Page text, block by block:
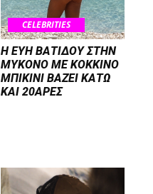
CELEBRITIES
Η ΕΥΗ ΒΑΤΙΔΟΥ ΣΤΗΝ
ΜΥΚΟΝΟ ΜΕ ΚΟΚΚΙΝΟ
ΜΠΙΚΙΝΙ ΒΑΖΕΙ ΚΑΤΩ
ΚΑΙ 20ΑΡΕΣ